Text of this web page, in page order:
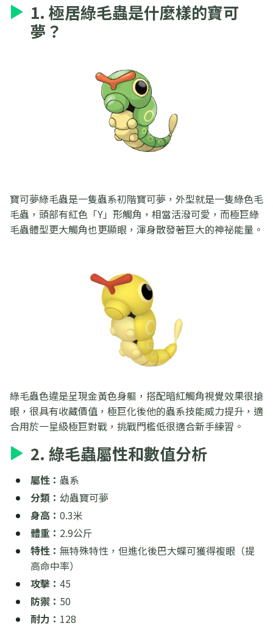
1. 極居綠毛蟲是什麼樣的寶可
夢？
寶可夢綠毛蟲是一隻蟲系初階寶可夢，外型就是一隻綠色毛
毛蟲，頭部有紅色「Y」形觸角，相當活潑可愛，而極巨綠
毛蟲體型更大觸角也更顯眼，渾身散發著巨大的神祕能量。
綠毛蟲色違是呈現金黃色身軀，搭配暗紅觸角視覺效果很搶
眼，很具有收藏價值，極巨化後他的蟲系技能威力提升，適
合用於一星級極巨對戰，挑戰門檻低很適合新手練習。
2. 綠毛蟲屬性和數值分析
屬性： 蟲系
分類： 幼蟲寶可夢
身高： 0.3米
體重： 2.9公斤
特性： 無特殊特性，但進化後巴大蝶可獲得複眼（提
高命中率）
攻擊： 45
防禦： 50
耐力： 128